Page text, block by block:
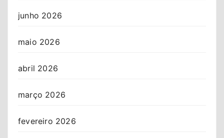
junho 2026
maio 2026
abril 2026
março 2026
fevereiro 2026